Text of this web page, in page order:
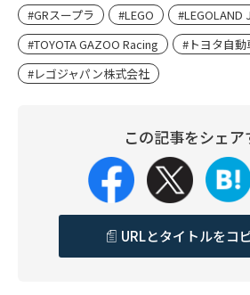
#GRスープラ #LEGO
#LEGOLAND
#TOYOTA GAZOO Racing
#トヨタ自
#レゴジャパン株式会社
この記事をシェア
URLとタイトルをコ